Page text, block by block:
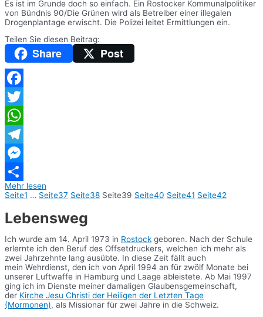
Es ist im Grunde doch so einfach. Ein Rostocker Kommunalpolitiker
von Bündnis 90/Die Grünen wird als Betreiber einer illegalen
Drogenplantage erwischt. Die Polizei leitet Ermittlungen ein.
Teilen Sie diesen Beitrag:
Share Post
Facebook
Twitter
WhatsApp
Telegram
Messenger
Teilen
Mehr lesen
Seite1 … Seite37 Seite38 Seite39 Seite40 Seite41 Seite42
Lebensweg
Ich wurde am 14. April 1973 in Rostock geboren. Nach der Schule
erlernte ich den Beruf des Offsetdruckers, welchen ich mehr als
zwei Jahrzehnte lang ausübte. In diese Zeit fällt auch
mein Wehrdienst, den ich von April 1994 an für zwölf Monate bei
unserer Luftwaffe in Hamburg und Laage ableistete. Ab Mai 1997
ging ich im Dienste meiner damaligen Glaubensgemeinschaft,
der Kirche Jesu Christi der Heiligen der Letzten Tage
(Mormonen), als Missionar für zwei Jahre in die Schweiz.